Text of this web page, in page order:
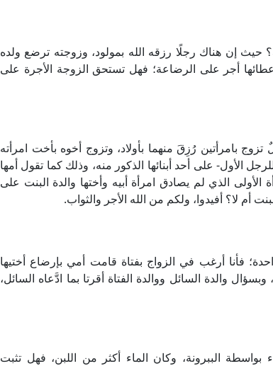
حيث إن هناك رجلًا رزقه الله بمولود، وزوجته ترضع ولده
أجر على الرضاعة؛ فهل تستحق الزوجة الأجرة على
بامرأتين رُزِقَ منهما بأولاد، وتزوج أخوه بأخت امرأته
الأول- على أحد أبنائها الذكور منه، وذلك كما تقول أمها
الأولى الذي لم يصادق امرأة أبيه وأختها والدة البنت على
أم لا؟ أفيدوا، ولكم من الله الأجر والثواب.
فأنا أرغب في الزواج بفتاة قامت أمي بإرضاع أختيها
والدة السائل ووالدة الفتاة أقرتا بما ادَّعاه السائل،
بواسطة الببرونة، وكان الماء أكثر من اللبن، فهل تثبت